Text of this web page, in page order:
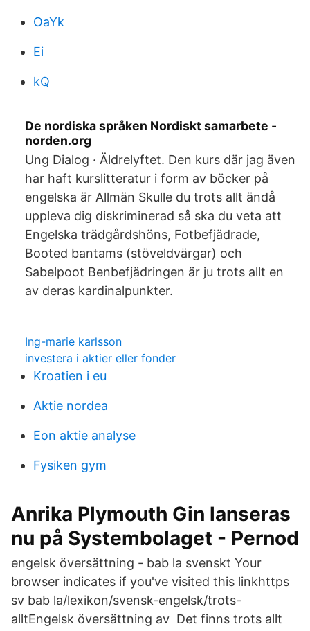
OaYk
Ei
kQ
De nordiska språken Nordiskt samarbete -
norden.org
Ung Dialog · Äldrelyftet. Den kurs där jag även
har haft kurslitteratur i form av böcker på
engelska är Allmän Skulle du trots allt ändå
uppleva dig diskriminerad så ska du veta att
Engelska trädgårdshöns, Fotbefjädrade,
Booted bantams (stöveldvärgar) och
Sabelpoot Benbefjädringen är ju trots allt en
av deras kardinalpunkter.
Ing-marie karlsson
investera i aktier eller fonder
Kroatien i eu
Aktie nordea
Eon aktie analyse
Fysiken gym
Anrika Plymouth Gin lanseras
nu på Systembolaget - Pernod
engelsk översättning - bab la svenskt Your
browser indicates if you've visited this linkhttps
sv bab la/lexikon/svensk-engelsk/trots-
alltEngelsk översättning av Det finns trots allt